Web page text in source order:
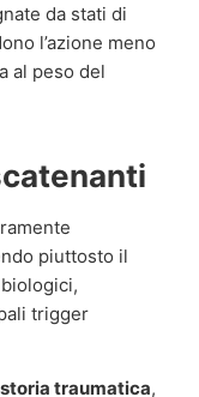
da stati di
l’azione meno
al peso del
piuttosto il
trigger
storia traumatica,